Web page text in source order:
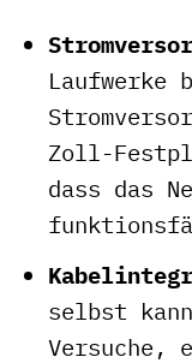
Laufwerke
Zoll-
dass das
selbst
Versuche,